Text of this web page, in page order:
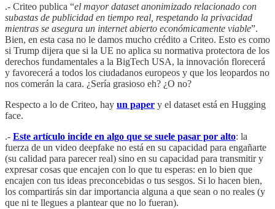
.- Criteo publica “el mayor dataset anonimizado relacionado con
subastas de publicidad en tiempo real, respetando la privacidad
mientras se asegura un internet abierto económicamente viable”.
Bien, en esta casa no le damos mucho crédito a Criteo. Esto es como
si Trump dijera que si la UE no aplica su normativa protectora de los
derechos fundamentales a la BigTech USA, la innovación florecerá
y favorecerá a todos los ciudadanos europeos y que los leopardos no
nos comerán la cara. ¿Sería grasioso eh? ¿O no?
Respecto a lo de Criteo, hay un paper y el dataset está en Hugging
face.
.- Este artículo incide en algo que se suele pasar por alto: la
fuerza de un video deepfake no está en su capacidad para engañarte
(su calidad para parecer real) sino en su capacidad para transmitir y
expresar cosas que encajen con lo que tu esperas: en lo bien que
encajen con tus ideas preconcebidas o tus sesgos. Si lo hacen bien,
los compartirás sin dar importancia alguna a que sean o no reales (y
que ni te llegues a plantear que no lo fueran).